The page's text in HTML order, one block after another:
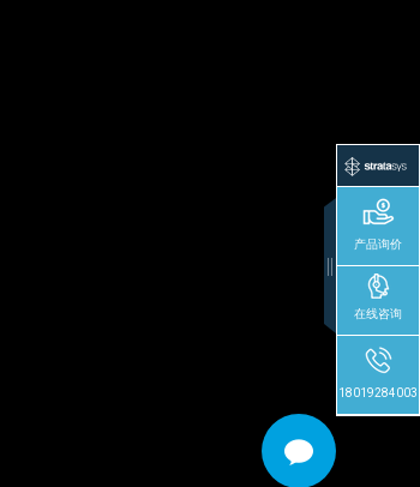
产品询价
在线咨询
18019284003